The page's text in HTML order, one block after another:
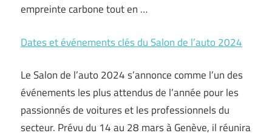
empreinte carbone tout en …
Dates et événements clés du Salon de l’auto 2024
Le Salon de l’auto 2024 s’annonce comme l’un des
événements les plus attendus de l’année pour les
passionnés de voitures et les professionnels du
secteur. Prévu du 14 au 28 mars à Genève, il réunira